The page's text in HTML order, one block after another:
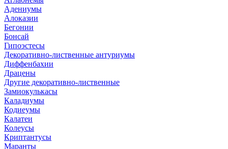
Адениумы
Алоказии
Бегонии
Бонсай
Гипоэстесы
Декоративно-лиственные антуриумы
Диффенбахии
Драцены
Другие декоративно-лиственные
Замиокулькасы
Каладиумы
Кодиеумы
Калатеи
Колеусы
Криптантусы
Маранты